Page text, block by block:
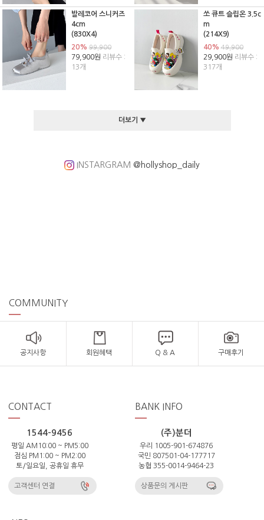
발레코어 스니커즈
4cm
(830X4)
20%99,900
79,900원 리뷰수 :
13개
쏘 큐트 슬립온 3.5c
m
(214X9)
40%49,900
29,900원 리뷰수 :
317개
더보기 ▼
INSTARGRAM @hollyshop_daily
COMMUNITY
공지사항 회원혜택 Q & A 구매후기
CONTACT
1544-9456
평일 AM10:00 ~ PM5:00
점심 PM1:00 ~ PM2:00
토/일요일, 공휴일 휴무
고객센터 연결
BANK INFO
(주)분더
우리 1005-901-674876
국민 807501-04-177717
농협 355-0014-9464-23
상품문의 게시판